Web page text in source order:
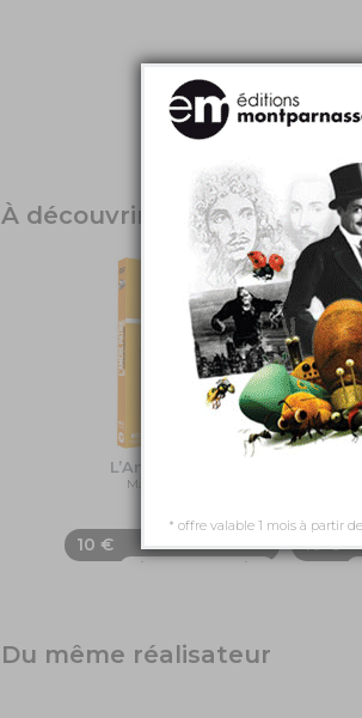
À découvrir également
L’Amère patrie
Marion Pillas, …
10 €
Ajouter au panier
10 €
Du même réalisateur
* offre valable 1 mois à partir